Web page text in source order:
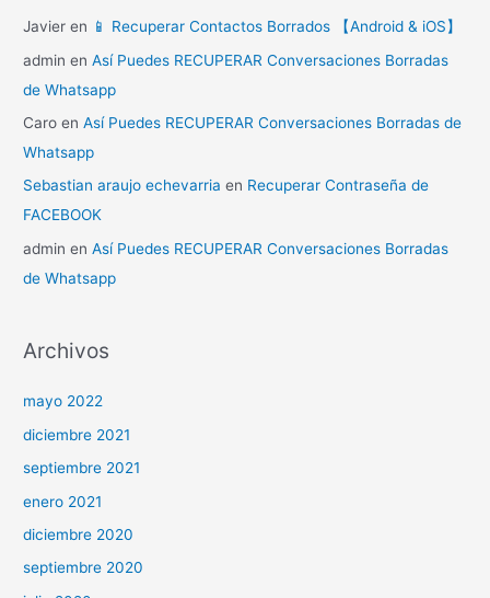
Javier en 📱 Recuperar Contactos Borrados 【Android & iOS】
admin enAsí Puedes RECUPERAR Conversaciones Borradas
de Whatsapp
Caro enAsí Puedes RECUPERAR Conversaciones Borradas de
Whatsapp
Sebastian araujo echevarria en Recuperar Contraseña de
FACEBOOK
admin enAsí Puedes RECUPERAR Conversaciones Borradas
de Whatsapp
Archivos
mayo 2022
diciembre 2021
septiembre 2021
enero 2021
diciembre 2020
septiembre 2020